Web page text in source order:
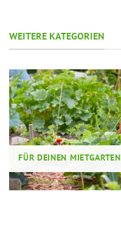
WEITERE KATEGORIEN
FÜR DEINEN MIETGARTEN